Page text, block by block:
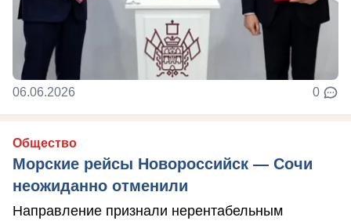
06.06.2026 0
Общество
Морские рейсы Новороссийск — Сочи
неожиданно отменили
Направление признали нерентабельным